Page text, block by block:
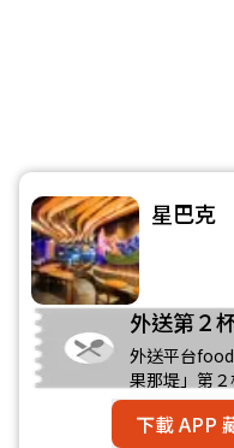
星巴克
外送第２
外送平台
果那堤」第
下載 APP